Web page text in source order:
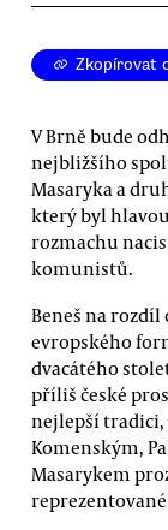
Zkopírovat
V Brně bude
nejbližšího
Masaryka a
který byl
rozmachu
komunistů.
Beneš na
evropského
dvacátého
příliš české
nejlepší tradici,
Komenským,
Masarykem